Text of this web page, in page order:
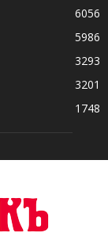
6056
5986
3293
3201
1748